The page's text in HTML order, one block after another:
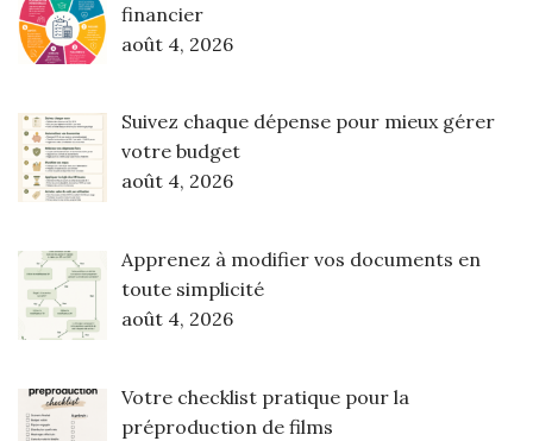
financier
août 4, 2026
Suivez chaque dépense pour mieux gérer
votre budget
août 4, 2026
Apprenez à modifier vos documents en
toute simplicité
août 4, 2026
Votre checklist pratique pour la
préproduction de films